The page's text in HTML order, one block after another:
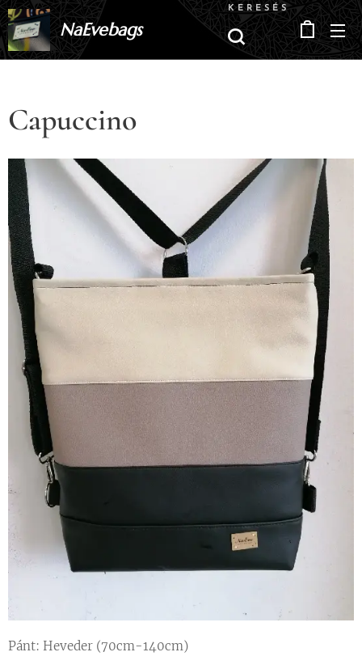
NaEvebags
KERESÉS
Capuccino
Pánt: Heveder (70cm-140cm)